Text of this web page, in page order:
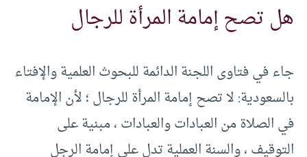
هل تصح إمامة المرأة للرجال
جاء في فتاوى اللجنة الدائمة للبحوث العلمية والإفتاء
بالسعودية: لا تصح إمامة المرأة للرجال ؛ لأن الإمامة
في الصلاة من العبادات والعبادات ، مبنية على
التوقيف ، والسنة العملية تدل على إمامة الرجل